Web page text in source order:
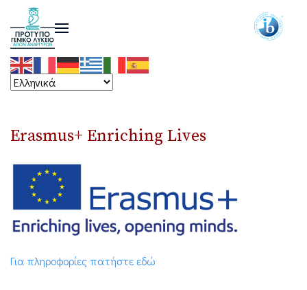
Erasmus+ Enriching Lives
Για πληροφορίες πατήστε εδώ